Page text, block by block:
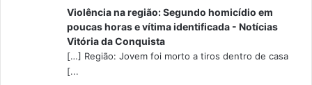
Violência na região: Segundo homicídio em
poucas horas e vítima identificada - Notícias
Vitória da Conquista
[…] Região: Jovem foi morto a tiros dentro de casa
[...